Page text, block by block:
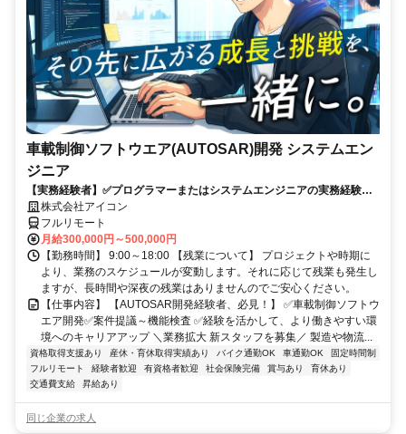
車載制御ソフトウエア(AUTOSAR)開発 システムエン
ジニア
【実務経験者】✅プログラマーまたはシステムエンジニアの実務経験✅C
言語の開発経験✅車載組込ソフトの開発経験✅AUTOSARコンフィグ設
計経験
株式会社アイコン
フルリモート
月給300,000円～500,000円
【勤務時間】 9:00～18:00 【残業について】 プロジェクトや時期に
より、業務のスケジュールが変動します。それに応じて残業も発生し
ますが、長時間や深夜の残業はありませんのでご安心ください。
【仕事内容】 【AUTOSAR開発経験者、必見！】 ✅車載制御ソフトウ
エア開発✅案件提議～機能検査 ✅経験を活かして、より働きやすい環
境へのキャリアアップ ＼業務拡大 新スタッフを募集／ 製造や物流...
資格取得支援あり 産休・育休取得実績あり バイク通勤OK 車通勤OK
固定時間制
フルリモート
経験者歓迎 有資格者歓迎 社会保険完備 賞与あり
育休あり
交通費支給
昇給あり
同じ企業の求人